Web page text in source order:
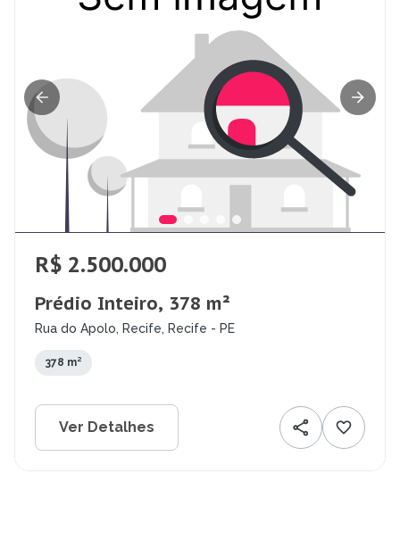
R$ 2.500.000
Prédio Inteiro, 378 m²
Rua do Apolo, Recife, Recife - PE
378 m²
Ver Detalhes